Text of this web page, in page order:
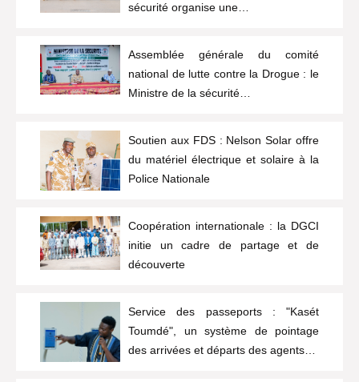
sécurité organise une…
Assemblée générale du comité
national de lutte contre la Drogue : le
Ministre de la sécurité…
Soutien aux FDS : Nelson Solar offre
du matériel électrique et solaire à la
Police Nationale
Coopération internationale : la DGCI
initie un cadre de partage et de
découverte
Service des passeports : "Kasét
Toumdé", un système de pointage
des arrivées et départs des agents…